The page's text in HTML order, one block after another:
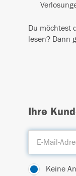
Du möchtest
lesen? Dann
Ihre
Keine